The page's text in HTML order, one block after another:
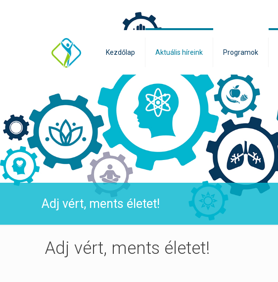
Kezdőlap Aktuális híreink Programok
Adj vért, ments életet!
Adj vért, ments életet!